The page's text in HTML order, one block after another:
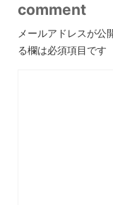
comment
メールアドレスが公
る欄は必須項目です